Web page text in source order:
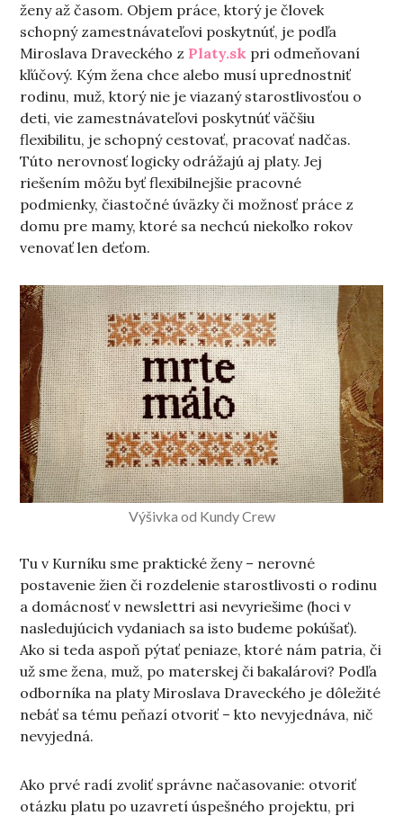
ženy až časom. Objem práce, ktorý je človek
schopný zamestnávateľovi poskytnúť, je podľa
Miroslava Draveckého z Platy.sk pri odmeňovaní
kľúčový. Kým žena chce alebo musí uprednostniť
rodinu, muž, ktorý nie je viazaný starostlivosťou o
deti, vie zamestnávateľovi poskytnúť väčšiu
flexibilitu, je schopný cestovať, pracovať nadčas.
Túto nerovnosť logicky odrážajú aj platy. Jej
riešením môžu byť flexibilnejšie pracovné
podmienky, čiastočné úväzky či možnosť práce z
domu pre mamy, ktoré sa nechcú niekoľko rokov
venovať len deťom.
Výšivka od Kundy Crew
Tu v Kurníku sme praktické ženy – nerovné
postavenie žien či rozdelenie starostlivosti o rodinu
a domácnosť v newslettri asi nevyriešime (hoci v
nasledujúcich vydaniach sa isto budeme pokúšať).
Ako si teda aspoň pýtať peniaze, ktoré nám patria, či
už sme žena, muž, po materskej či bakalárovi? Podľa
odborníka na platy Miroslava Draveckého je dôležité
nebáť sa tému peňazí otvoriť – kto nevyjednáva, nič
nevyjedná.
Ako prvé radí zvoliť správne načasovanie: otvoriť
otázku platu po uzavretí úspešného projektu, pri